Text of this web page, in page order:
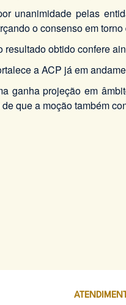
unanimidade pelas
o consenso em
resultado obtido confere
a ACP já em
ganha projeção em
que a moção também